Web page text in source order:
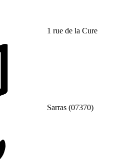
1 rue de la Cure
Sarras (07370)